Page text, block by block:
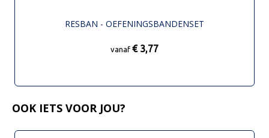
RESBAN - OEFENINGSBANDENSET
vanaf € 3,77
OOK IETS VOOR JOU?